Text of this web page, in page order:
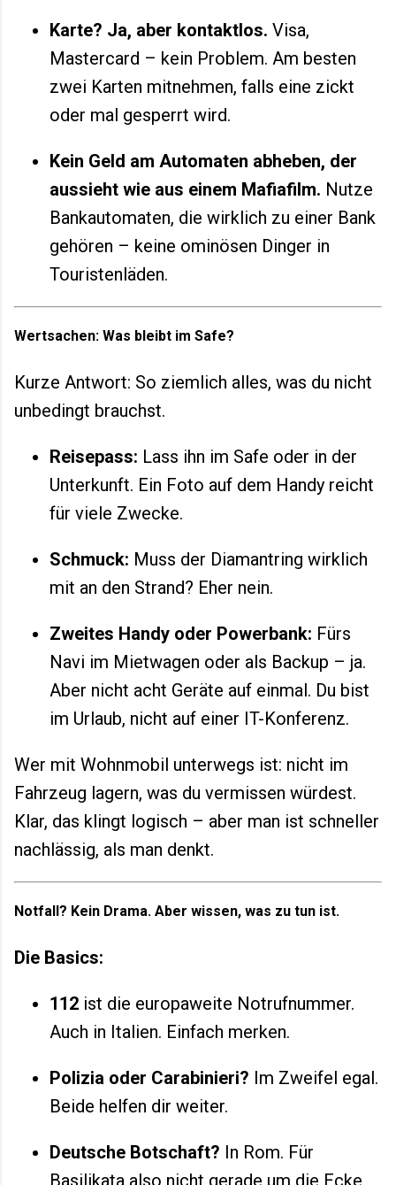
Karte? Ja, aber kontaktlos. Visa,
Mastercard – kein Problem. Am besten
zwei Karten mitnehmen, falls eine zickt
oder mal gesperrt wird.
Kein Geld am Automaten abheben, der
aussieht wie aus einem Mafiafilm. Nutze
Bankautomaten, die wirklich zu einer Bank
gehören – keine ominösen Dinger in
Touristenläden.
Wertsachen: Was bleibt im Safe?
Kurze Antwort: So ziemlich alles, was du nicht
unbedingt brauchst.
Reisepass: Lass ihn im Safe oder in der
Unterkunft. Ein Foto auf dem Handy reicht
für viele Zwecke.
Schmuck: Muss der Diamantring wirklich
mit an den Strand? Eher nein.
Zweites Handy oder Powerbank: Fürs
Navi im Mietwagen oder als Backup – ja.
Aber nicht acht Geräte auf einmal. Du bist
im Urlaub, nicht auf einer IT-Konferenz.
Wer mit Wohnmobil unterwegs ist: nicht im
Fahrzeug lagern, was du vermissen würdest.
Klar, das klingt logisch – aber man ist schneller
nachlässig, als man denkt.
Notfall? Kein Drama. Aber wissen, was zu tun ist.
Die Basics:
112 ist die europaweite Notrufnummer.
Auch in Italien. Einfach merken.
Polizia oder Carabinieri? Im Zweifel egal.
Beide helfen dir weiter.
Deutsche Botschaft? In Rom. Für
Basilikata also nicht gerade um die Ecke.